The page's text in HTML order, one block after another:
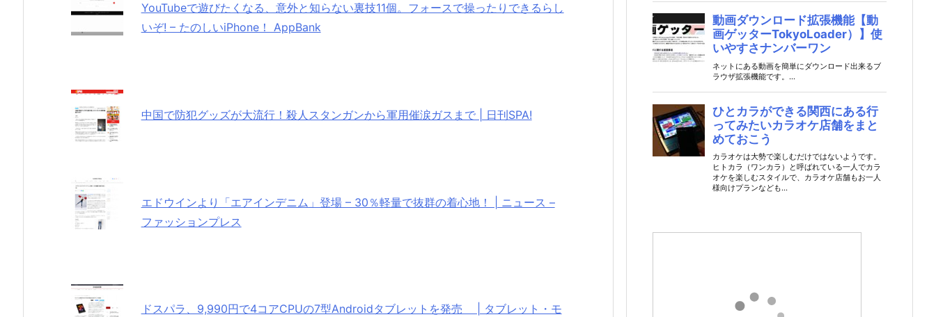
YouTubeで遊びたくなる、意外と知らない裏技11個。フォースで操ったりできるらし
いぞ! – たのしいiPhone！ AppBank
中国で防犯グッズが大流行！殺人スタンガンから軍用催涙ガスまで | 日刊SPA!
エドウインより「エアインデニム」登場 – 30％軽量で抜群の着心地！ | ニュース –
ファッションプレス
ドスパラ、9,990円で4コアCPUの7型Androidタブレットを発売 | タブレット・モ